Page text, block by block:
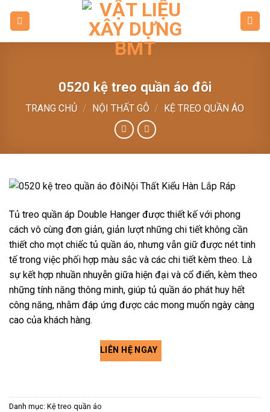
0520 kệ treo quần áo đôi
TRANG CHỦ / NỘI THẤT GỖ / KỆ TREO QUẦN ÁO
Tủ treo quần áp Double Hanger được thiết kế với phong
cách vô cùng đơn giản, giản lượt những chi tiết không cần
thiết cho mọt chiếc tủ quần áo, nhưng vẫn giữ được nét tinh
tế trong việc phối hợp màu sắc và các chi tiết kèm theo. Là
sự kết hợp nhuần nhuyễn giữa hiện đại và cổ điển, kèm theo
những tính năng thông minh, giúp tủ quần áo phát huy hết
công năng, nhằm đáp ứng được các mong muốn ngày càng
cao của khách hàng.
LIÊN HỆ NGAY
Danh mục: Kệ treo quần áo